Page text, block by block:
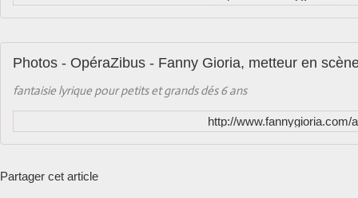
Photos - OpéraZibus - Fanny Gioria, metteur en
fantaisie lyrique pour petits et grands dés 6 ans
http://www.fannygioria.com/
Partager cet article